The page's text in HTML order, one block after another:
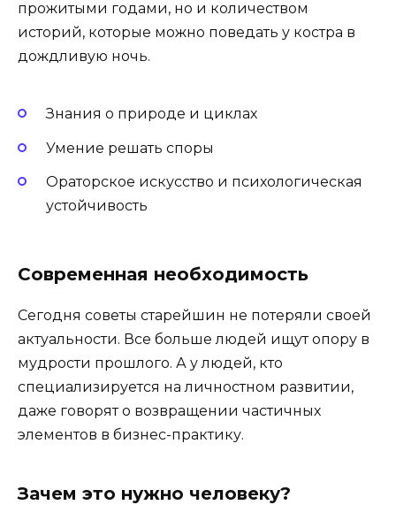
прожитыми годами, но и количеством
историй, которые можно поведать у костра в
дождливую ночь.
Знания о природе и циклах
Умение решать споры
Ораторское искусство и психологическая
устойчивость
Современная необходимость
Сегодня советы старейшин не потеряли своей
актуальности. Все больше людей ищут опору в
мудрости прошлого. А у людей, кто
специализируется на личностном развитии,
даже говорят о возвращении частичных
элементов в бизнес-практику.
Зачем это нужно человеку?